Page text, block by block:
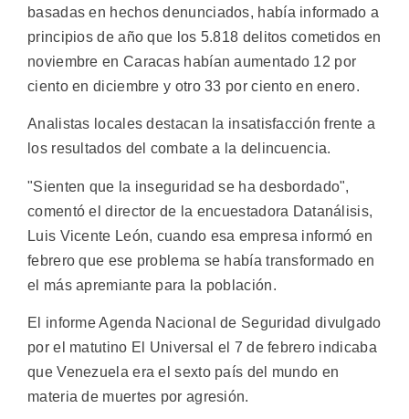
basadas en hechos denunciados, había informado a
principios de año que los 5.818 delitos cometidos en
noviembre en Caracas habían aumentado 12 por
ciento en diciembre y otro 33 por ciento en enero.
Analistas locales destacan la insatisfacción frente a
los resultados del combate a la delincuencia.
"Sienten que la inseguridad se ha desbordado",
comentó el director de la encuestadora Datanálisis,
Luis Vicente León, cuando esa empresa informó en
febrero que ese problema se había transformado en
el más apremiante para la población.
El informe Agenda Nacional de Seguridad divulgado
por el matutino El Universal el 7 de febrero indicaba
que Venezuela era el sexto país del mundo en
materia de muertes por agresión.